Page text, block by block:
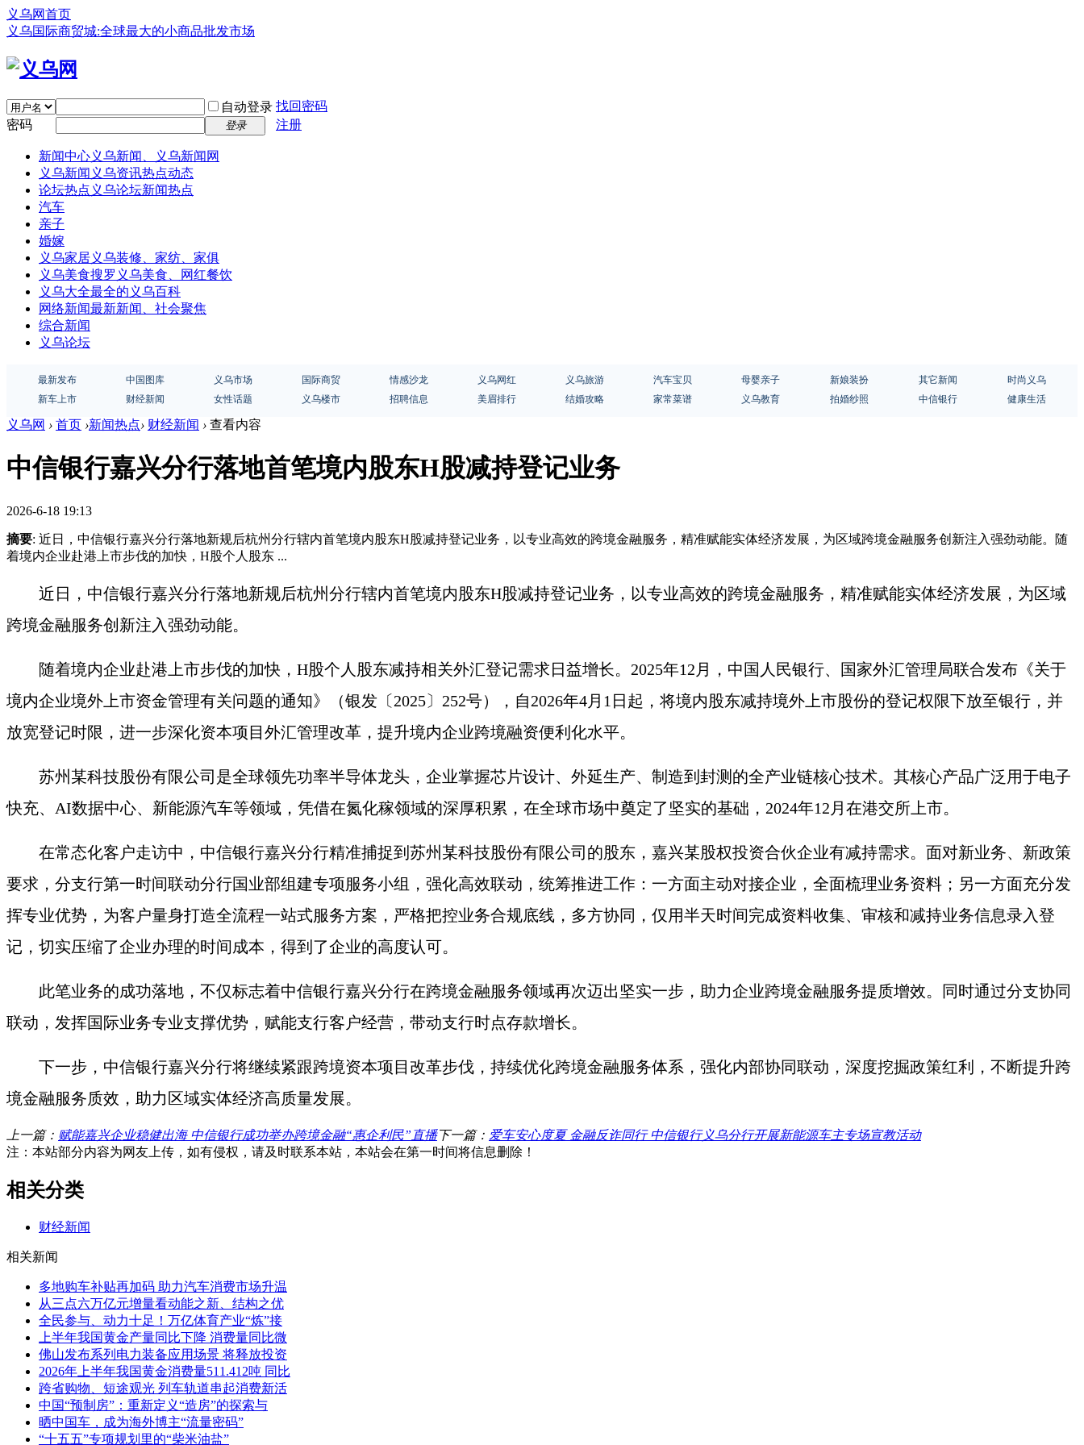
义乌网首页
义乌国际商贸城:全球最大的小商品批发市场
自动登录 找回密码
密码
登录 注册
新闻中心义乌新闻、义乌新闻网
义乌新闻 义乌资讯热点动态
论坛热点 义乌论坛新闻热点
汽车
亲子
婚嫁
义乌家居义乌装修、家纺、家俱
义乌美食搜罗义乌美食、网红餐饮
义乌大全最全的义乌百科
网络新闻最新新闻、社会聚焦
综合新闻
义乌论坛
最新发布 中国图库 义乌市场 国际商贸 情感沙龙 义乌网红 义乌旅游 汽车宝贝 母婴亲子 新娘装扮 其它新闻
时尚义乌
新车上市
财经新闻 女性话题 义乌楼市 招聘信息 美眉排行 结婚攻略 家常菜谱 义乌教育 拍婚纱照 中信银行 健康生活
义乌网 › 首页 ›新闻热点› 财经新闻 › 查看内容
中信银行嘉兴分行落地首笔境内股东H股减持登记业务
2026-6-18 19:13
摘要: 近日，中信银行嘉兴分行落地新规后杭州分行辖内首笔境内股东H股减持登记业务，以专业高效的跨境金融服务，精准赋能实体经济发展，为区域跨境金融服务创新注入强劲动能。随
着境内企业赴港上市步伐的加快，H股个人股东 ...
近日，中信银行嘉兴分行落地新规后杭州分行辖内首笔境内股东H股减持登记业务， 以专业高效的跨境金融服务，精准赋能实体经济发展， 为区域
跨境金融服务创新注入强劲动能。
随着境内企业赴港上市步伐的加快， H股个人股东减持相关外汇登记需求日益增长。2025年12月， 中国人民银行、国家外汇管理局联合发布 《关于
境内企业境外上市资金管理有关问题的通知》（银发〔2025〕252号），自2026年4月1日起，将境内股东减持境外上市股份的登记权限下放至银行，并
放宽登记时限，进一步深化资本项目外汇管理改革，提升境内企业跨境融资便利化水平。
苏州某科技股份有限公司是全球领先功率半导体龙头，企业掌握芯片设计、外延生产、制造到封测的全产业链核心技术。其核心产品广泛用于电子
快充、 AI数据中心、新能源汽车等领域，凭借在氮化稼领域的深厚积累，在全球市场中奠定了坚实的基础，2024年12月在港交所上市。
在常态化客户走访中，中信银行嘉兴分行精准捕捉到苏州某科技股份有限公司的股东，嘉兴某股权投资合伙企业有减持需求。面对新业务、新政策
要求，分支行第一时间联动分行国业部组建专项服务小组，强化高效联动，统筹推进工作：一方面主动对接企业，全面梳理业务资料；另一方面充分发
挥专业优势，为客户量身打造全流程一站式服务方案，严格把控业务合规底线，多方协同，仅用半天时间完成资料收集、审核和减持业务信息录入登
记，切实压缩了企业办理的时间成本，得到了企业的高度认可。
此笔业务的成功落地，不仅标志着中信银行嘉兴分行在跨境金融服务领域再次迈出坚实一步，助力企业跨境金融服务提质增效。同时通过分支协同
联动，发挥国际业务专业支撑优势，赋能支行客户经营，带动支行时点存款增长。
下一步，中信银行嘉兴分行将继续紧跟跨境资本项目改革步伐，持续优化跨境金融服务体系，强化内部协同联动，深度挖掘政策红利，不断提升跨
境金融服务质效，助力区域实体经济高质量发展。
上一篇： 赋能嘉兴企业稳健出海 中信银行成功举办跨境金融“惠企利民”直播下一篇： 爱车安心度夏 金融反诈同行 中信银行义乌分行开展新能源车主专场宣教活动
注：本站部分内容为网友上传，如有侵权，请及时联系本站，本站会在第一时间将信息删除！
相关分类
财经新闻
相关新闻
多地购车补贴再加码 助力汽车消费市场升温
从三点六万亿元增量看动能之新、结构之优
全民参与、动力十足！万亿体育产业“炼”接
上半年我国黄金产量同比下降 消费量同比微
佛山发布系列电力装备应用场景 将释放投资
2026年上半年我国黄金消费量511.412吨 同比
跨省购物、短途观光 列车轨道串起消费新活
中国“预制房”：重新定义“造房”的探索与
晒中国车，成为海外博主“流量密码”
“十五五”专项规划里的“柴米油盐”